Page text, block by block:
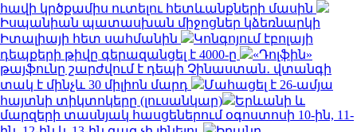
հավի կրծքամիս ուտելու հետևանքների մասին
Իսպանիան պատասխան միջոցներ կձեռնարկի
Իտալիայի հետ սահմանին
Կոնգոյում էբոլայի
դեպքերի թիվը գերազանցել է 4000-ը
«Դոլֆին»
թայֆունը շարժվում է դեպի Չինաստան․ վտանգի
տակ է մինչև 30 միլիոն մարդ
Մահացել է 26-ամյա
հայտնի տիկտոկերը (լուսանկար)
Երևանի և
մարզերի տասնյակ հասցեներում օգոստոսի 10-ին, 11-